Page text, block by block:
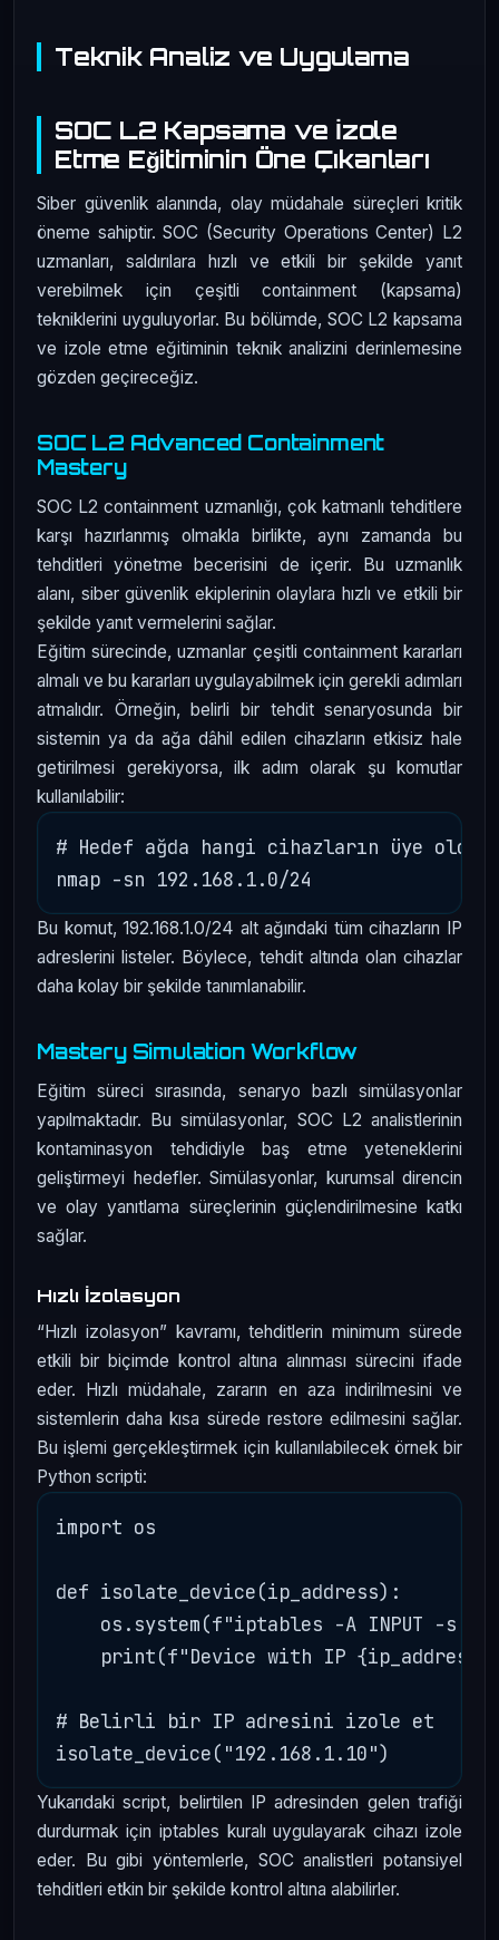
Teknik Analiz ve Uygulama
SOC L2 Kapsama ve İzole
Etme Eğitiminin Öne Çıkanları
Siber güvenlik alanında, olay müdahale süreçleri kritik
öneme sahiptir. SOC (Security Operations Center) L2
uzmanları, saldırılara hızlı ve etkili bir şekilde yanıt
verebilmek için çeşitli containment (kapsama)
tekniklerini uyguluyorlar. Bu bölümde, SOC L2 kapsama
ve izole etme eğitiminin teknik analizini derinlemesine
gözden geçireceğiz.
SOC L2 Advanced Containment
Mastery
SOC L2 containment uzmanlığı, çok katmanlı tehditlere
karşı hazırlanmış olmakla birlikte, aynı zamanda bu
tehditleri yönetme becerisini de içerir. Bu uzmanlık
alanı, siber güvenlik ekiplerinin olaylara hızlı ve etkili bir
şekilde yanıt vermelerini sağlar.
Eğitim sürecinde, uzmanlar çeşitli containment kararları
almalı ve bu kararları uygulayabilmek için gerekli adımları
atmalıdır. Örneğin, belirli bir tehdit senaryosunda bir
sistemin ya da ağa dâhil edilen cihazların etkisiz hale
getirilmesi gerekiyorsa, ilk adım olarak şu komutlar
kullanılabilir:
# Hedef ağda hangi cihazların üye
Bu komut, 192.168.1.0/24 alt ağındaki tüm cihazların IP
adreslerini listeler. Böylece, tehdit altında olan cihazlar
daha kolay bir şekilde tanımlanabilir.
Mastery Simulation Workflow
Eğitim süreci sırasında, senaryo bazlı simülasyonlar
yapılmaktadır. Bu simülasyonlar, SOC L2 analistlerinin
kontaminasyon tehdidiyle baş etme yeteneklerini
geliştirmeyi hedefler. Simülasyonlar, kurumsal direncin
ve olay yanıtlama süreçlerinin güçlendirilmesine katkı
sağlar.
Hızlı İzolasyon
“Hızlı izolasyon” kavramı, tehditlerin minimum sürede
etkili bir biçimde kontrol altına alınması sürecini ifade
eder. Hızlı müdahale, zararın en aza indirilmesini ve
sistemlerin daha kısa sürede restore edilmesini sağlar.
Bu işlemi gerçekleştirmek için kullanılabilecek örnek bir
Python scripti:
import os
def isolate_device(ip_address):
os.system(f"iptables -A INPUT -s
print(f"Device with IP
# Belirli bir IP adresini izole et
Yukarıdaki script, belirtilen IP adresinden gelen trafiği
durdurmak için iptables kuralı uygulayarak cihazı izole
eder. Bu gibi yöntemlerle, SOC analistleri potansiyel
tehditleri etkin bir şekilde kontrol altına alabilirler.